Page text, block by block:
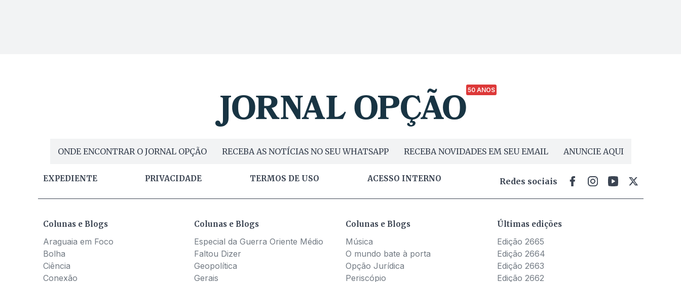
50 ANOS
ONDE ENCONTRAR O JORNAL OPÇÃO RECEBA AS NOTÍCIAS NO SEU WHATSAPP RECEBA NOVIDADES EM SEU EMAIL ANUNCIE AQUI
EXPEDIENTE PRIVACIDADE TERMOS DE USO ACESSO INTERNO Redes sociais
Colunas e Blogs
Araguaia em Foco
Bolha
Ciência
Conexão
Colunas e Blogs
Especial da Guerra Oriente Médio
Faltou Dizer
Geopolítica
Gerais
Colunas e Blogs
Música
O mundo bate à porta
Opção Jurídica
Periscópio
Últimas edições
Edição 2665
Edição 2664
Edição 2663
Edição 2662